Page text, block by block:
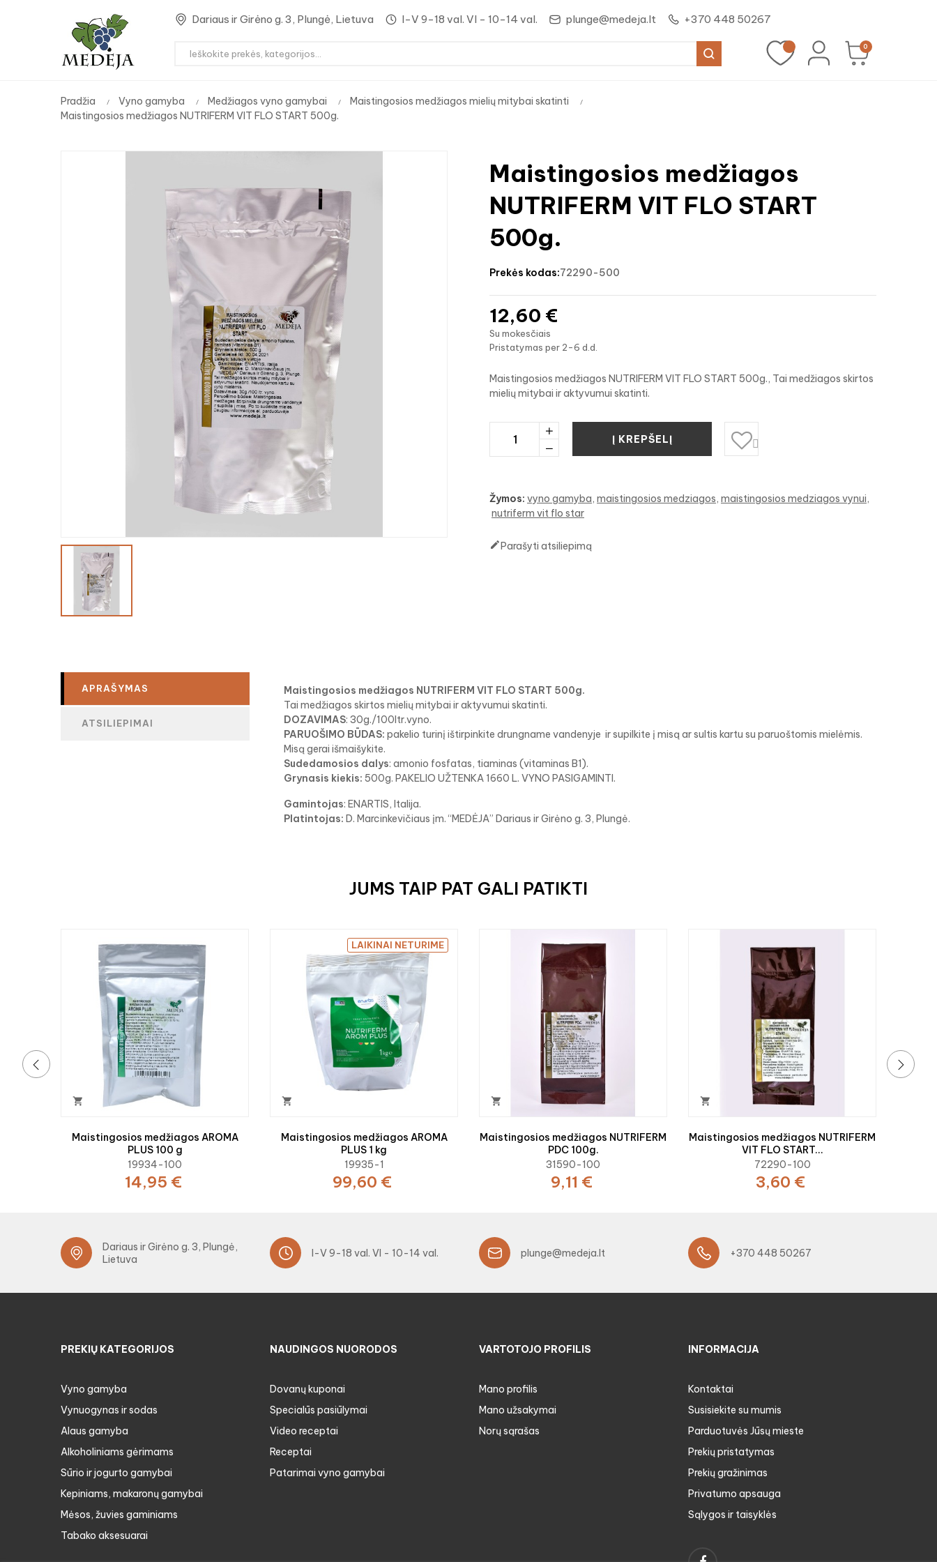
Dariaus ir Girėno g. 3, Plungė, Lietuva I-V 9-18 val. VI - 10-14 val. plunge@medeja.lt +370 448 50267
0
Pradžia Vyno gamyba Medžiagos vyno gamybai
Maistingosios medžiagos mielių mitybai skatinti
Maistingosios medžiagos NUTRIFERM VIT FLO START 500g.
Maistingosios medžiagos
NUTRIFERM VIT FLO START
500g.
prekės kodas:72290-500
12,60 €
Su mokesčiais
Pristatymas per 2-6 d.d.
Maistingosios medžiagos NUTRIFERM VIT FLO START 500g., Tai medžiagos skirtos
mielių mitybai ir aktyvumui skatinti.
Į KREPŠELĮ 
Žymos: vyno gamyba maistingosios medziagos maistingosios medziagos vynui
nutriferm vit flo star
Parašyti atsiliepimą
APRAŠYMAS
ATSILIEPIMAI
Maistingosios medžiagos NUTRIFERM VIT FLO START 500g.
Tai medžiagos skirtos mielių mitybai ir aktyvumui skatinti.
DOZAVIMAS: 30g./100ltr.vyno.
PARUOŠIMO BŪDAS: pakelio turinį ištirpinkite drungname vandenyje ir supilkite į misą ar sultis kartu su paruoštomis mielėmis.
Misą gerai išmaišykite.
Sudedamosios dalys: amonio fosfatas, tiaminas (vitaminas B1).
Grynasis kiekis: 500g. PAKELIO UŽTENKA 1660 L. VYNO PASIGAMINTI.
Gamintojas: ENARTIS, Italija.
Platintojas: D. Marcinkevičiaus įm. “MEDĖJA” Dariaus ir Girėno g. 3, Plungė.
JUMS TAIP PAT GALI PATIKTI

Maistingosios medžiagos AROMA
PLUS 100 g
19934-100
14,95 €

LAIKINAI NETURIME
Maistingosios medžiagos AROMA
PLUS 1 kg
19935-1
99,60 €

Maistingosios medžiagos NUTRIFERM
PDC 100g.
31590-100
9,11 €

Maistingosios medžiagos NUTRIFERM
VIT FLO START...
72290-100
3,60 €
Dariaus ir Girėno g. 3, Plungė,
Lietuva
I-V 9-18 val. VI - 10-14 val. plunge@medeja.lt +370 448 50267
PREKIŲ KATEGORIJOS
Vyno gamyba
Vynuogynas ir sodas
Alaus gamyba
Alkoholiniams gėrimams
Sūrio ir jogurto gamybai
Kepiniams, makaronų gamybai
Mėsos, žuvies gaminiams
Tabako aksesuarai
NAUDINGOS NUORODOS
Dovanų kuponai
Specialūs pasiūlymai
Video receptai
Receptai
Patarimai vyno gamybai
VARTOTOJO PROFILIS
Mano profilis
Mano užsakymai
Norų sąrašas
INFORMACIJA
Kontaktai
Susisiekite su mumis
Parduotuvės Jūsų mieste
Prekių pristatymas
Prekių gražinimas
Privatumo apsauga
Sąlygos ir taisyklės